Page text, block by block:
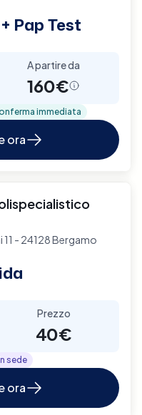
Pap Test
A partire da
160€
immediata
ora
- 24128 Bergamo
Prezzo
40€
sede
ora